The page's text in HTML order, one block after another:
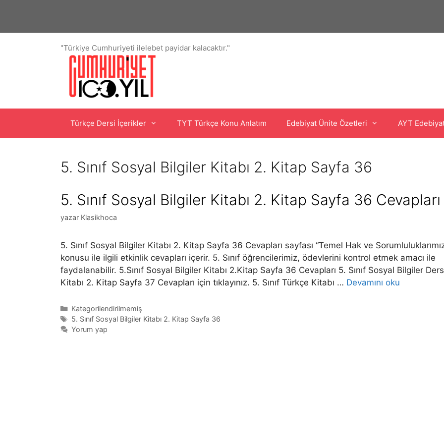
"Türkiye Cumhuriyeti ilelebet payidar kalacaktır."
Türkçe Dersi İçerikler TYT Türkçe Konu Anlatım Edebiyat Ünite Özetleri AYT
5. Sınıf Sosyal Bilgiler Kitabı 2. Kitap Sayfa 36
5. Sınıf Sosyal Bilgiler Kitabı 2. Kitap Sayfa 36 Cevapları
yazar Klasikhoca
5. Sınıf Sosyal Bilgiler Kitabı 2. Kitap Sayfa 36 Cevapları sayfası “Temel Hak ve
konusu ile ilgili etkinlik cevapları içerir. 5. Sınıf öğrencilerimiz, ödevlerini kontrol etmek amacı ile
faydalanabilir. 5.Sınıf Sosyal Bilgiler Kitabı 2.Kitap Sayfa 36 Cevapları 5. Sınıf Sosyal Bilgiler Ders
Kitabı 2. Kitap Sayfa 37 Cevapları için tıklayınız. 5. Sınıf Türkçe Kitabı … Devamını oku
Kategoriler
Kategorilendirilmemiş
Etiketler
5. Sınıf Sosyal Bilgiler Kitabı 2. Kitap Sayfa 36
Yorum yap